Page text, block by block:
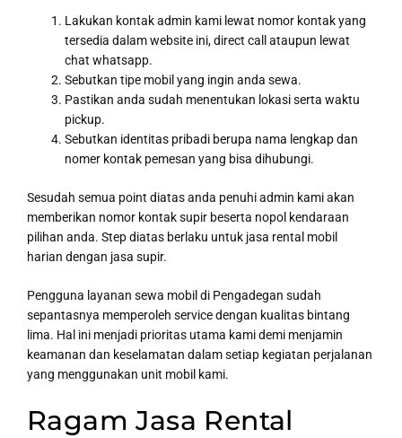
Lakukan kontak admin kami lewat nomor kontak yang
tersedia dalam website ini, direct call ataupun lewat
chat whatsapp.
Sebutkan tipe mobil yang ingin anda sewa.
Pastikan anda sudah menentukan lokasi serta waktu
pickup.
Sebutkan identitas pribadi berupa nama lengkap dan
nomer kontak pemesan yang bisa dihubungi.
Sesudah semua point diatas anda penuhi admin kami akan
memberikan nomor kontak supir beserta nopol kendaraan
pilihan anda. Step diatas berlaku untuk jasa rental mobil
harian dengan jasa supir.
Pengguna layanan sewa mobil di Pengadegan sudah
sepantasnya memperoleh service dengan kualitas bintang
lima. Hal ini menjadi prioritas utama kami demi menjamin
keamanan dan keselamatan dalam setiap kegiatan perjalanan
yang menggunakan unit mobil kami.
Ragam Jasa Rental